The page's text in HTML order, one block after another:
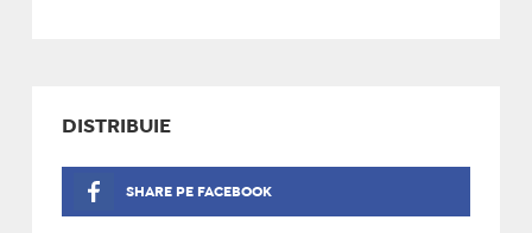
DISTRIBUIE
SHARE PE FACEBOOK